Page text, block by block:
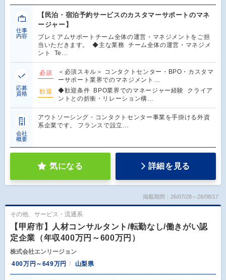
仕事
内容
【民泊・宿泊予約サービスのカスタマーサポートのマネ
ージャー】
プレミアムサポートチーム全体の運営・マネジメントをご担
当いただきます。 ◆主な業務 チーム全体の運営・マネジメ
ント Te…
応募
資格
必須
＜必須スキル＞ コンタクトセンター・BPO・カスタマ
ーサポート業界でのマネジメント…
歓迎
◆歓迎条件 BPO業界でのマネージャー経験 クライア
ントとの折衝・リレーション構…
会社
概要
アウトソーシング・コンタクトセンター事業を手掛ける外資
系企業です。 フランスで設立…
気になる 詳細を見る
掲載期間：26/07/28～26/08/17
その他、サービス・流通系
【甲府市】人材コンサルタント/転勤なし/働きがい認
定企業（年収400万円～600万円）
株式会社エンリージョン
400万円～649万円
山梨県